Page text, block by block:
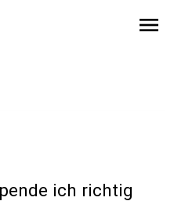
menu
ich richtig